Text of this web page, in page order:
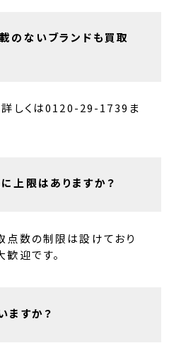
のないブランドも買取
詳しくは0120-29-1739ま
上限はありますか？
点数の制限は設けており
迎です。
ますか？